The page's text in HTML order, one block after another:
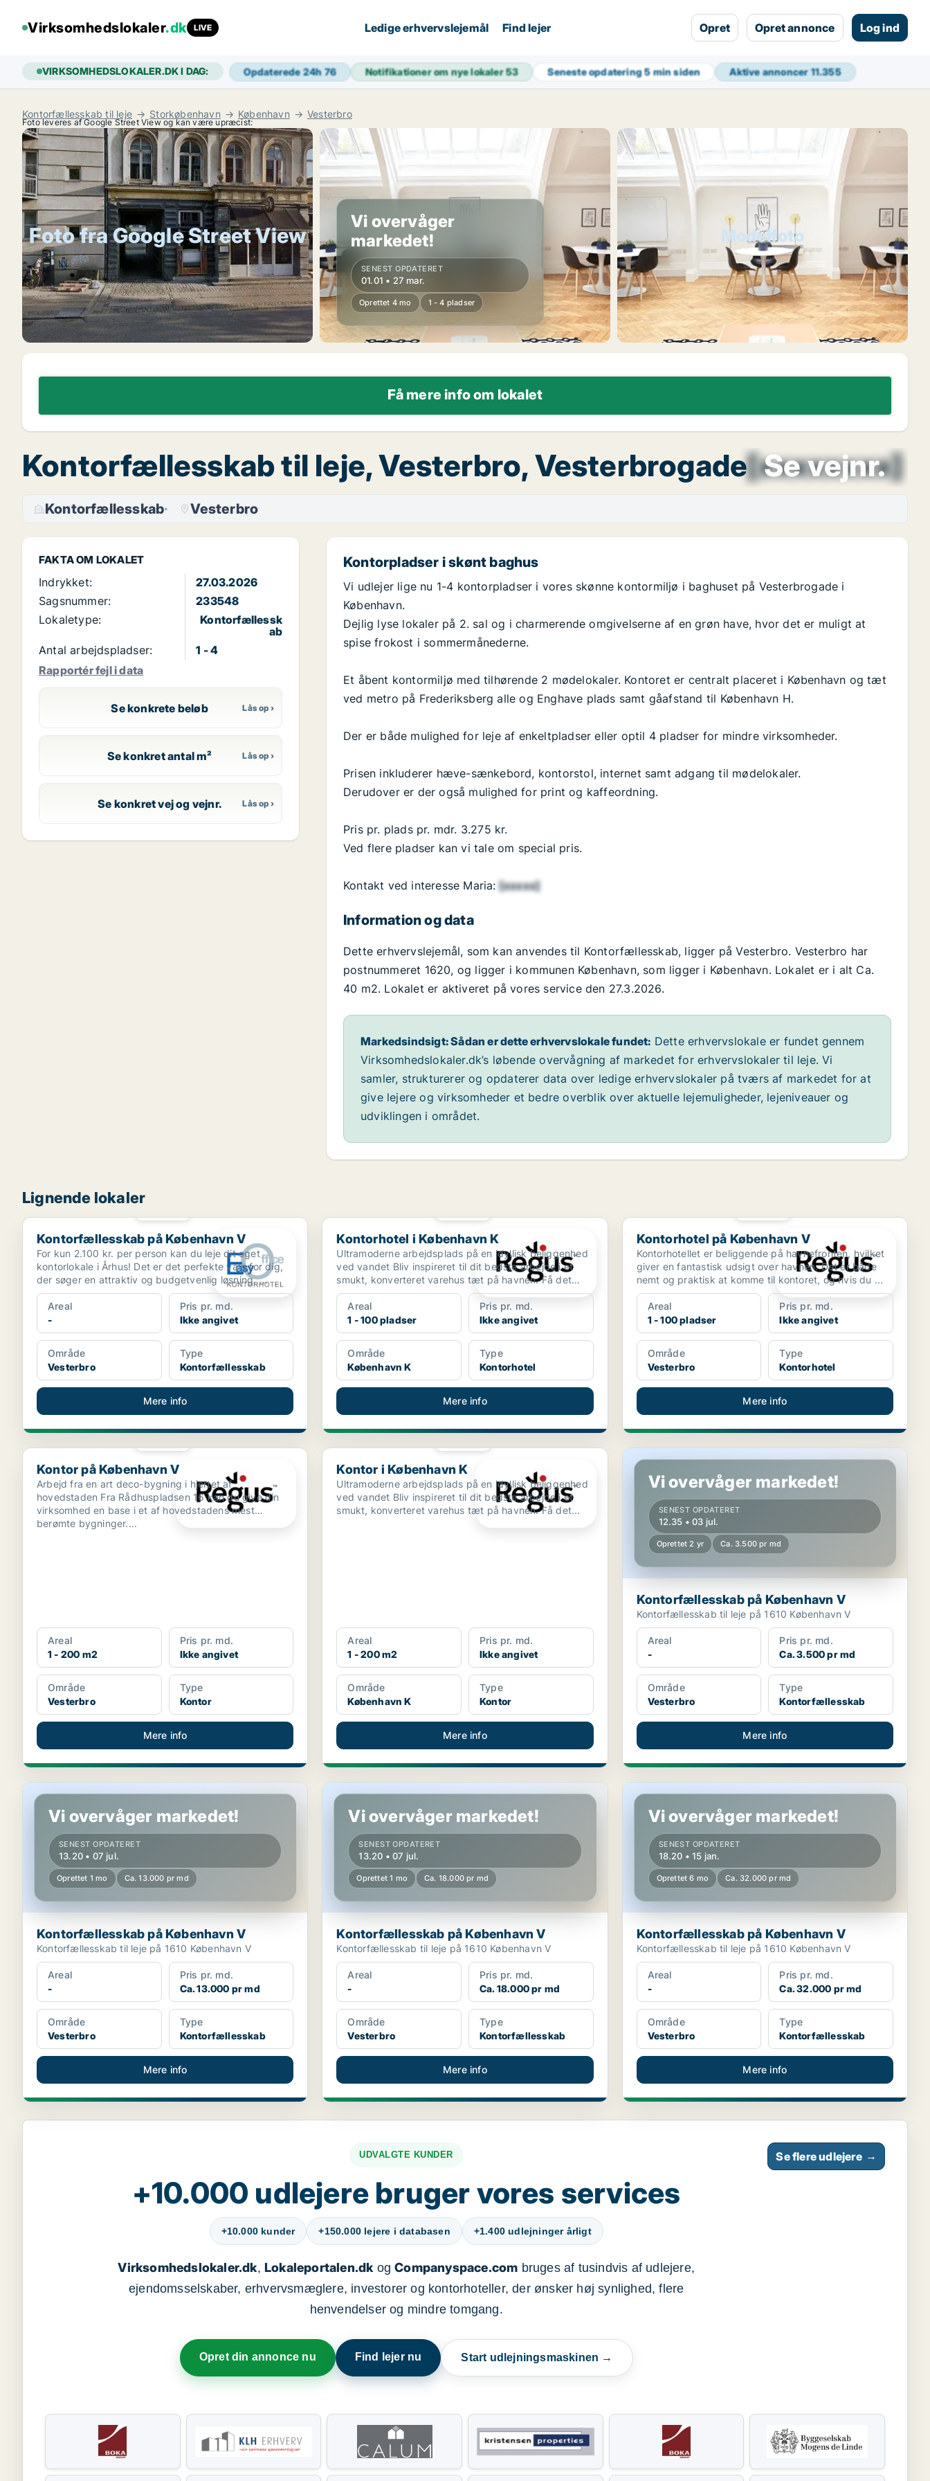
Virksomhedslokaler.dk LIVE Ledige erhvervslejemål Find lejer Opret Opret annonce Log ind
VIRKSOMHEDSLOKALER.DK I DAG: Opdaterede 24h76 Notifikationer om nye lokaler53 Seneste opdatering5 min siden Aktive annoncer11.355
Kontorfællesskab til leje Storkøbenhavn København Vesterbro
Foto leveres af Google Street View og kan være upræcist:
Foto fra Google Street View
Vi overvåger
markedet!
SENEST OPDATERET
01.01 • 27 mar.
Oprettet 4 mo 1 - 4 pladser
Modelfoto
Få mere info om lokalet
Kontorfællesskab til leje, Vesterbro, Vesterbrogade Se vejnr.
[xxxxxxxx]
Kontorfællesskab Vesterbro
FAKTA OM LOKALET
Indrykket:
27.03.2026
Sagsnummer:
233548
Lokaletype:
Kontorfællessk
ab
Antal arbejdspladser:
1 - 4
Rapportér fejl i data
Se konkrete beløb
Se konkret antal m²
Se konkret vej og vejnr.
Kontorpladser i skønt baghus
Vi udlejer lige nu 1-4 kontorpladser i vores skønne kontormiljø i baghuset på Vesterbrogade i
København.
Dejlig lyse lokaler på 2. sal og i charmerende omgivelserne af en grøn have, hvor det er muligt at
spise frokost i sommermånederne.
Et åbent kontormiljø med tilhørende 2 mødelokaler. Kontoret er centralt placeret i København og tæt
ved metro på Frederiksberg alle og Enghave plads samt gåafstand til København H.
Der er både mulighed for leje af enkeltpladser eller optil 4 pladser for mindre virksomheder.
Prisen inkluderer hæve-sænkebord, kontorstol, internet samt adgang til mødelokaler.
Derudover er der også mulighed for print og kaffeordning.
Pris pr. plads pr. mdr. 3.275 kr.
Ved flere pladser kan vi tale om special pris.
Kontakt ved interesse Maria:[xxxxx]
Information og data
Dette erhvervslejemål, som kan anvendes til Kontorfællesskab, ligger på Vesterbro. Vesterbro har
postnummeret 1620, og ligger i kommunen København, som ligger i København. Lokalet er i alt Ca.
40 m2. Lokalet er aktiveret på vores service den 27.3.2026.
Markedsindsigt: Sådan er dette erhvervslokale fundet: Dette erhvervslokale er fundet gennem
Virksomhedslokaler.dk’s løbende overvågning af markedet for erhvervslokaler til leje. Vi
samler, strukturerer og opdaterer data over ledige erhvervslokaler på tværs af markedet for at
give lejere og virksomheder et bedre overblik over aktuelle lejemuligheder, lejeniveauer og
udviklingen i området.
Lignende lokaler
Kontorfællesskab på København V
Kontorfællesskab på København V
For kun 2.100 kr. per person kan du leje dit eget
kontorlokale i Århus! Det er det perfekte valg for dig,
der søger en attraktiv og budgetvenlig løsning. ...
Areal
-
Pris pr. md.
Ikke angivet
Område
Vesterbro
Type
Kontorfællesskab
Mere info
Kontorhotel i København K
Kontorhotel i København K
Ultramoderne arbejdsplads på en idyllisk beliggenhed
ved vandet Bliv inspireret til dit bedste arbejde i et
smukt, konverteret varehus tæt på havnen. Få det...
Areal
1 - 100 pladser
Pris pr. md.
Ikke angivet
Område
København K
Type
Kontorhotel
Mere info
Kontorhotel på København V
Kontorhotel på København V
Kontorhotellet er beliggende på havnefronten, hvilket
giver en fantastisk udsigt over havnen. Det er både
nemt og praktisk at komme til kontoret, og hvis du ...
Areal
1 - 100 pladser
Pris pr. md.
Ikke angivet
Område
Vesterbro
Type
Kontorhotel
Mere info
Kontor på København V
Kontor på København V
Arbejd fra en art deco-bygning i hjertet af
hovedstaden Fra Rådhuspladsen 16 kan du give din
virksomhed en base i et af hovedstadens mest
berømte bygninger....
Areal
1 - 200 m2
Pris pr. md.
Ikke angivet
Område
Vesterbro
Type
Kontor
Mere info
Kontor i København K
Kontor i København K
Ultramoderne arbejdsplads på en idyllisk beliggenhed
ved vandet Bliv inspireret til dit bedste arbejde i et
smukt, konverteret varehus tæt på havnen. Få det...
Areal
1 - 200 m2
Pris pr. md.
Ikke angivet
Område
København K
Type
Kontor
Mere info
Kontorfællesskab på København V
Vi overvåger markedet!
SENEST OPDATERET
12.35 • 03 jul.
Oprettet 2 yr Ca. 3.500 pr md
Kontorfællesskab på København V
Kontorfællesskab til leje på 1610 København V
Areal
-
Pris pr. md.
Ca. 3.500 pr md
Område
Vesterbro
Type
Kontorfællesskab
Mere info
Kontorfællesskab på København V
Vi overvåger markedet!
SENEST OPDATERET
13.20 • 07 jul.
Oprettet 1 mo Ca. 13.000 pr md
Kontorfællesskab på København V
Kontorfællesskab til leje på 1610 København V
Areal
-
Pris pr. md.
Ca. 13.000 pr md
Område
Vesterbro
Type
Kontorfællesskab
Mere info
Kontorfællesskab på København V
Vi overvåger markedet!
SENEST OPDATERET
13.20 • 07 jul.
Oprettet 1 mo Ca. 18.000 pr md
Kontorfællesskab på København V
Kontorfællesskab til leje på 1610 København V
Areal
-
Pris pr. md.
Ca. 18.000 pr md
Område
Vesterbro
Type
Kontorfællesskab
Mere info
Kontorfællesskab på København V
Vi overvåger markedet!
SENEST OPDATERET
18.20 • 15 jan.
Oprettet 6 mo Ca. 32.000 pr md
Kontorfællesskab på København V
Kontorfællesskab til leje på 1610 København V
Areal
-
Pris pr. md.
Ca. 32.000 pr md
Område
Vesterbro
Type
Kontorfællesskab
Mere info
UDVALGTE KUNDER
+10.000 udlejere bruger vores services
+10.000 kunder +150.000 lejere i databasen +1.400 udlejninger årligt
Virksomhedslokaler.dk, Lokaleportalen.dkogCompanyspace.com bruges af tusindvis af udlejere,
ejendomsselskaber, erhvervsmæglere, investorer og kontorhoteller, der ønsker høj synlighed, flere
henvendelser og mindre tomgang.
Opret din annonce nu Find lejer nu Start udlejningsmaskinen →
Se flere udlejere →